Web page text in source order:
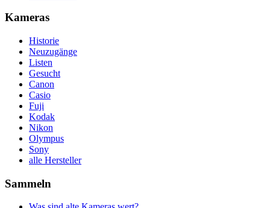
Kameras
Historie
Neuzugänge
Listen
Gesucht
Canon
Casio
Fuji
Kodak
Nikon
Olympus
Sony
alle Hersteller
Sammeln